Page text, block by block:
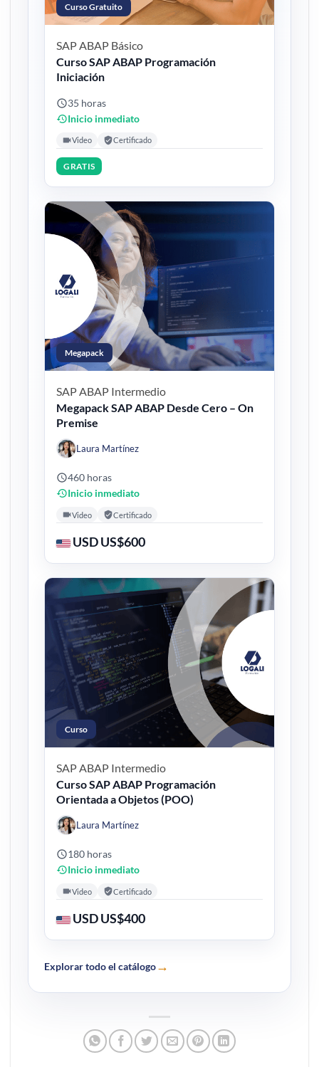
Curso Gratuito
SAP ABAP Básico
Curso SAP ABAP Programación
Iniciación
35 horas
Inicio inmediato
Video Certificado
GRATIS
Megapack
SAP ABAP Intermedio
Megapack SAP ABAP Desde Cero – On
Premise
Laura Martínez
460 horas
Inicio inmediato
Video Certificado
USD US$600
Curso
SAP ABAP Intermedio
Curso SAP ABAP Programación
Orientada a Objetos (POO)
Laura Martínez
180 horas
Inicio inmediato
Video Certificado
USD US$400
Explorar todo el catálogo→